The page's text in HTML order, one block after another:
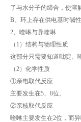
了与水分子的缔合，使溶
B、环上存在供电基时碱
2、喹啉与异喹啉
（1）结构与物理性质
这部分只需要知道吡啶、
（2）化学性质
①亲电取代反应
主要发生在5、8位。
②亲核取代反应
喹啉主要发生在2位，而异